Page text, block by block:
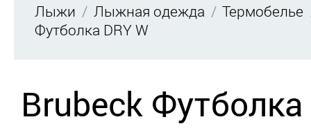
Лыжи Лыжная одежда
Термобелье
Футболка DRY W
Brubeck Футболка